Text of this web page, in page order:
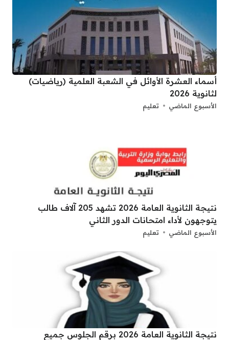
أسماء العشرة الأوائل في الشعبة العلمية (رياضيات)
لثانوية 2026
الأسبوع الماضي تعليم
نتيجة الثانوية العامة 2026 تشهد 205 آلاف طالب
يتوجهون لأداء امتحانات الدور الثاني
الأسبوع الماضي تعليم
نتيجة الثانوية العامة 2026 برقم الجلوس جميع